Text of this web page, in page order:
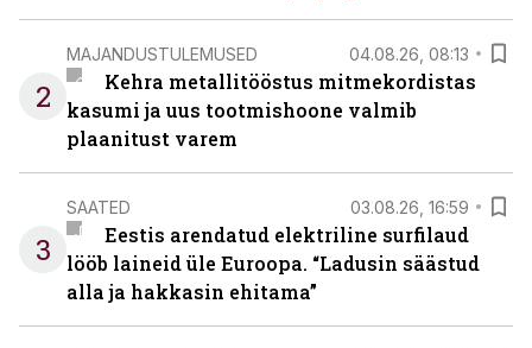
2
MAJANDUSTULEMUSED 04.08.26, 08:13
Kehra metallitööstus mitmekordistas
kasumi ja uus tootmishoone valmib
plaanitust varem
3
SAATED 03.08.26, 16:59
Eestis arendatud elektriline surfilaud
lööb laineid üle Euroopa. “Ladusin säästud
alla ja hakkasin ehitama”